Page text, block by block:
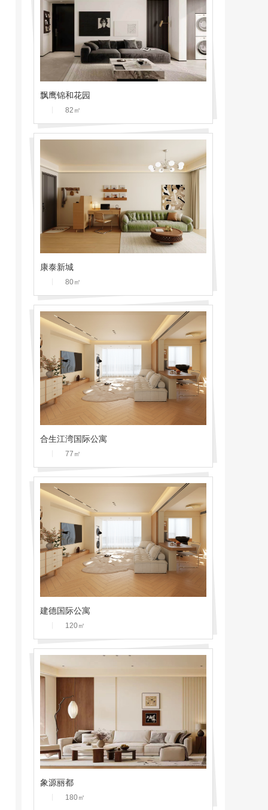
飘鹰锦和花园
82 ㎡
康泰新城
80㎡
合生江湾国际公寓
77 ㎡
建德国际公寓
120㎡
象源丽都
180㎡